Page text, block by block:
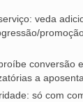
veda
conversão
a
só com